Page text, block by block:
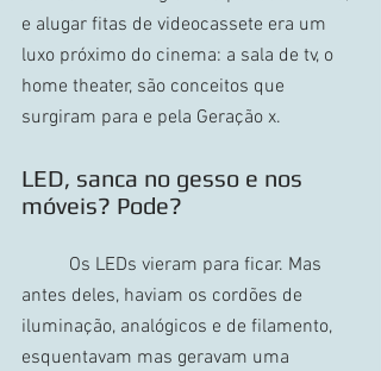
e alugar fitas de videocassete era um
luxo próximo do cinema: a sala de tv, o
home theater, são conceitos que
surgiram para e pela Geração x.
LED, sanca no gesso e nos
móveis? Pode?
antes deles, haviam os cordões de
iluminação, analógicos e de filamento,
esquentavam mas geravam uma